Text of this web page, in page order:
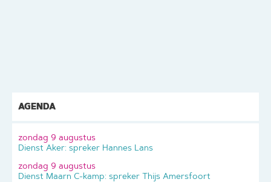
AGENDA
zondag 9 augustus
Dienst Aker: spreker Hannes Lans
zondag 9 augustus
Dienst Maarn C-kamp: spreker Thijs Amersfoort